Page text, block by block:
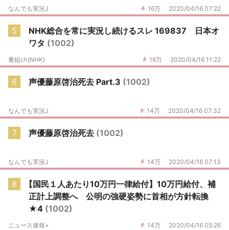
16万 2020/04/16 07:22
なんでも実況J
5
NHK総合を常に実況し続けるスレ 169837 日本オ
ワタ (1002)
16万 2020/04/16 11:22
番組ch(NHK)
6 声優藤原啓治死去 Part.3 (1002)
14万 2020/04/16 07:32
なんでも実況J
7 声優藤原啓治死去 (1002)
14万 2020/04/16 07:13
なんでも実況J
8
【国民１人あたり10万円一律給付】10万円給付、補
正計上調整へ 公明の強硬姿勢に首相が方針転換
★4 (1002)
14万 2020/04/16 05:26
ニュース速報+